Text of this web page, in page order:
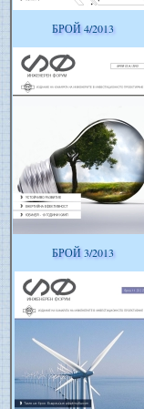
БРОЙ 4/2013
БРОЙ 3/2013